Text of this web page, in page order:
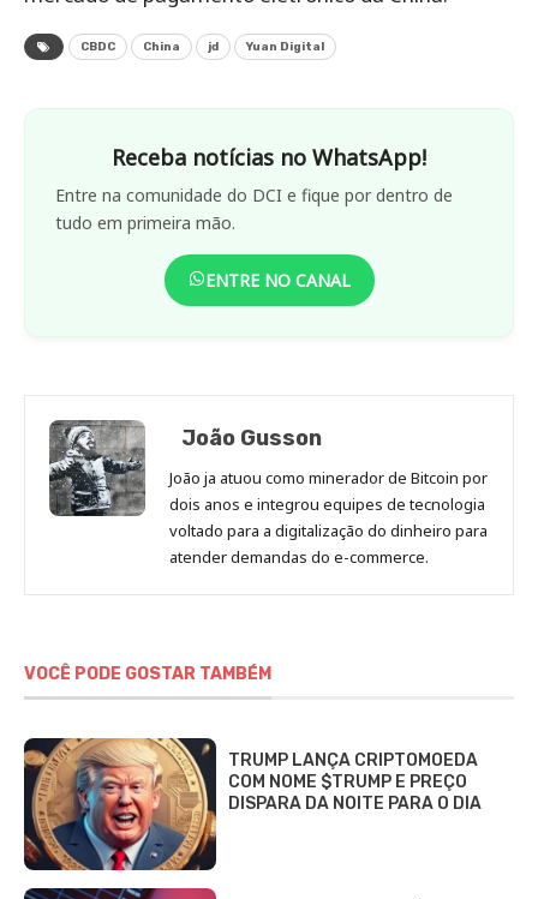
CBDC China jd Yuan Digital
Receba notícias no WhatsApp!
Entre na comunidade do DCI e fique por dentro de
tudo em primeira mão.
ENTRE NO CANAL
João Gusson
João ja atuou como minerador de Bitcoin por
dois anos e integrou equipes de tecnologia
voltado para a digitalização do dinheiro para
atender demandas do e-commerce.
VOCÊ PODE GOSTAR TAMBÉM
TRUMP LANÇA CRIPTOMOEDA
COM NOME $TRUMP E PREÇO
DISPARA DA NOITE PARA O DIA